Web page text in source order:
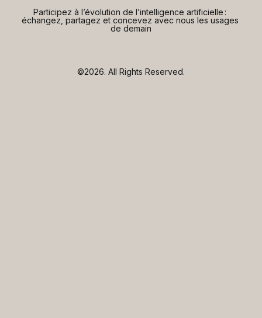
Participez à l’évolution de l’intelligence artificielle :
échangez, partagez et concevez avec nous les usages
de demain
©2026. All Rights Reserved.